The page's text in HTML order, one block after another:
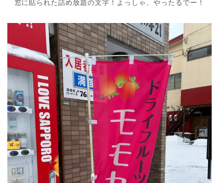
窓に貼られた詰め放題の文字！よっしゃ、やったるでー！